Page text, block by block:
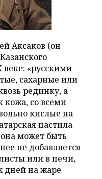
Аксаков (он
веке: «русскими
сахарные или
рединку, а
кожа, со всеми
кислые на
пастила
может быть
не добавляется
или в печи,
дней на жаре